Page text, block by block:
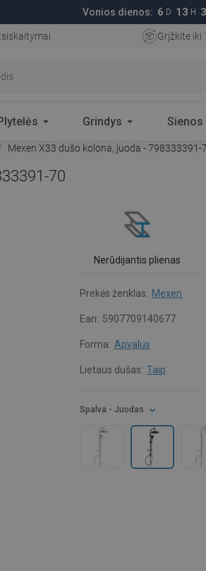
Vonios dienos: 6 D 13 H
Grįžkite iki
Grindys Sienos
Mexen X33 dušo kolona, juoda - 798333391-
70
Nerūdijantis plienas
Prekės ženklas: Mexen
Ean: 5907709140677
Forma: Apvalus
Lietaus dušas: Taip
Spalva - Juodas